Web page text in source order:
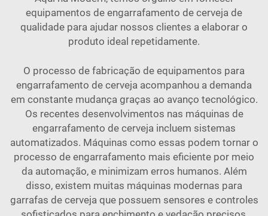
equipamentos de engarrafamento de cerveja de
qualidade para ajudar nossos clientes a elaborar o
produto ideal repetidamente.
O processo de fabricação de equipamentos para
engarrafamento de cerveja acompanhou a demanda
em constante mudança graças ao avanço tecnológico.
Os recentes desenvolvimentos nas máquinas de
engarrafamento de cerveja incluem sistemas
automatizados. Máquinas como essas podem tornar o
processo de engarrafamento mais eficiente por meio
da automação, e minimizam erros humanos. Além
disso, existem muitas máquinas modernas para
garrafas de cerveja que possuem sensores e controles